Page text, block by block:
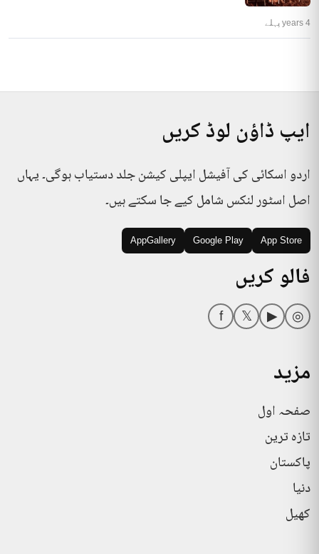
4 years پہلے
ایپ ڈاؤن لوڈ کریں
اردو اسکائی کی آفیشل ایپلی کیشن جلد دستیاب ہوگی۔ یہاں
اصل اسٹور لنکس شامل کیے جا سکتے ہیں۔
App Store
Google Play
AppGallery
فالو کریں
◎
▶
𝕏
f
مزید
صفحہ اول
تازہ ترین
پاکستان
دنیا
کھیل